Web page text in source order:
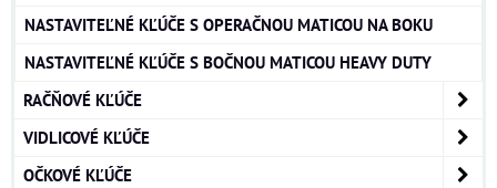
NASTAVITEĽNÉ KĽÚČE S OPERAČNOU MATICOU NA BOKU
NASTAVITEĽNÉ KĽÚČE S BOČNOU MATICOU HEAVY DUTY
RAČŇOVÉ KĽÚČE
VIDLICOVÉ KĽÚČE
OČKOVÉ KĽÚČE